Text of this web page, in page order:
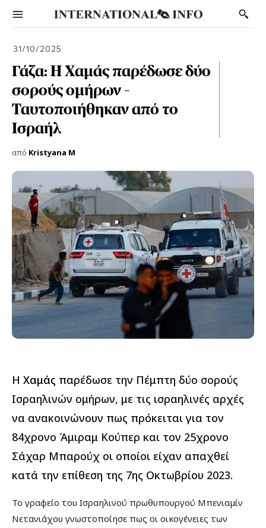
31/10/2025
Γάζα: Η Χαμάς παρέδωσε δύο
σορούς ομήρων –
Ταυτοποιήθηκαν από το
Ισραήλ
από Kristyana M
Η Χαμάς παρέδωσε την Πέμπτη δύο σορούς
Ισραηλινών ομήρων, με τις ισραηλινές αρχές
να ανακοινώνουν πως πρόκειται για τον
84χρονο Άμιραμ Κούπερ και τον 25χρονο
Σάχαρ Μπαρούχ οι οποίοι είχαν απαχθεί
κατά την επίθεση της 7ης Οκτωβρίου 2023.
Το γραφείο του Ισραηλινού πρωθυπουργού Μπενιαμίν
Νετανιάχου γνωστοποίησε πως οι οικογένειες των